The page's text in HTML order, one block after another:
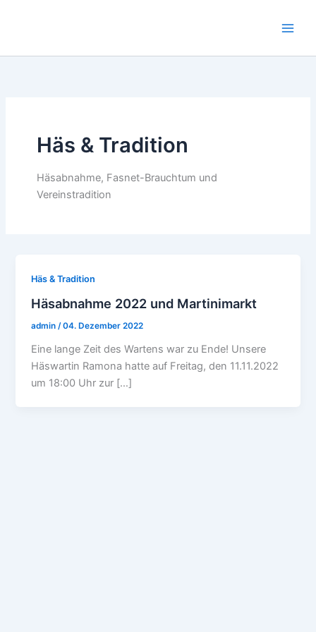
Häs & Tradition
Häsabnahme, Fasnet-Brauchtum und
Vereinstradition
Häs & Tradition
Häsabnahme 2022 und Martinimarkt
admin/04. Dezember 2022
Eine lange Zeit des Wartens war zu Ende! Unsere
Häswartin Ramona hatte auf Freitag, den 11.11.2022
um 18:00 Uhr zur […]